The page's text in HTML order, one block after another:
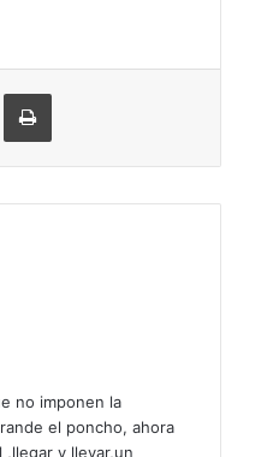
no imponen la
el poncho, ahora
y llevar,un